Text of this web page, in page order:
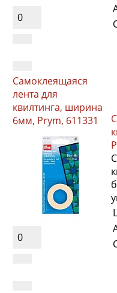
0
Самоклеящаяся
лента для
квилтинга, ширина
6мм, Prym, 611331
0